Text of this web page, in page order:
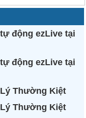
động ezLive tại
động ezLive tại
Thường Kiệt
Thường Kiệt